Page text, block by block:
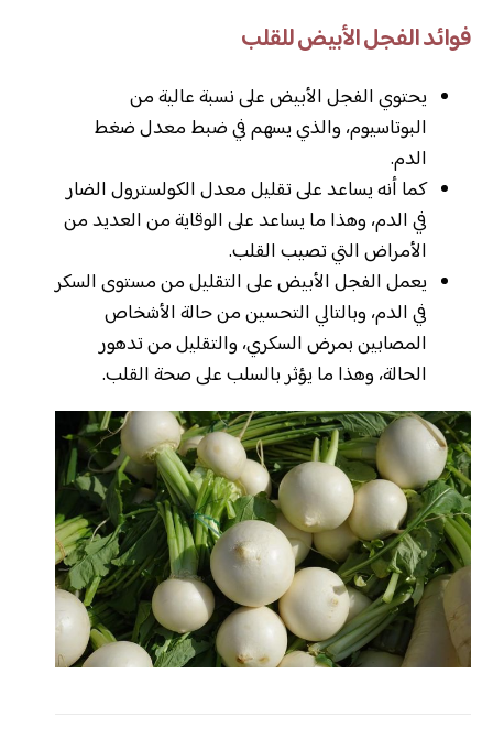
فوائد الفجل الأبيض للقلب
يحتوي الفجل الأبيض على نسبة عالية من
البوتاسيوم، والذي يسهم في ضبط معدل ضغط
الدم.
كما أنه يساعد على تقليل معدل الكولسترول الضار
في الدم، وهذا ما يساعد على الوقاية من العديد من
الأمراض التي تصيب القلب.
يعمل الفجل الأبيض على التقليل من مستوى السكر
في الدم، وبالتالي التحسين من حالة الأشخاص
المصابين بمرض السكري، والتقليل من تدهور
الحالة، وهذا ما يؤثر بالسلب على صحة القلب.